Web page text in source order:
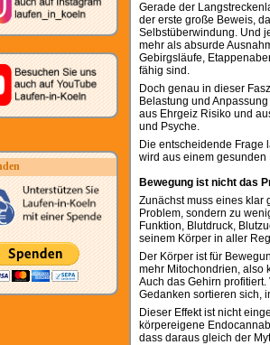
Gerade der
der erste große Beweis,
Selbstüberwindung. Und
mehr als absurde
Gebirgsläufe,
fähig sind.
Doch genau in dieser
Belastung und
aus Ehrgeiz Risiko und
und Psyche.
Die entscheidende Frage
wird aus einem
Bewegung ist nicht das
Zunächst muss eines klar
Problem, sondern zu
Funktion, Blutdruck,
seinem Körper in aller
Der Körper ist für
mehr Mitochondrien, also
Auch das Gehirn
Gedanken sortieren sich,
Dieser Effekt ist nicht
körpereigene
dass daraus gleich der